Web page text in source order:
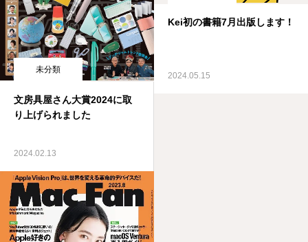
未分類
文房具屋さん大賞2024に取
り上げられました
2024.02.13
Kei初の書籍7月出版します！
2024.05.15